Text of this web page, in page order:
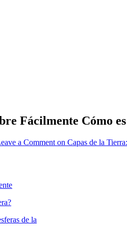
of Nepal
Fácilmente Cómo
a Comment on Capas de la
de la